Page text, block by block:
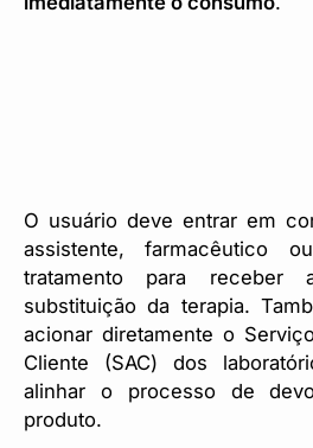
O usuário deve entrar em
assistente, farmacêutico
tratamento para receber
substituição da terapia.
acionar diretamente o
Cliente (SAC) dos
alinhar o processo de
produto.